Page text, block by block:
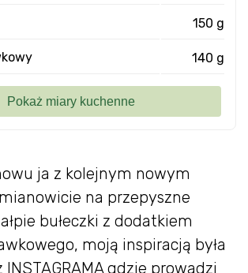
ja z kolejnym nowym
na przepyszne
bułeczki z dodatkiem
moją inspiracją była
gdzie prowadzi
150 g
140 g